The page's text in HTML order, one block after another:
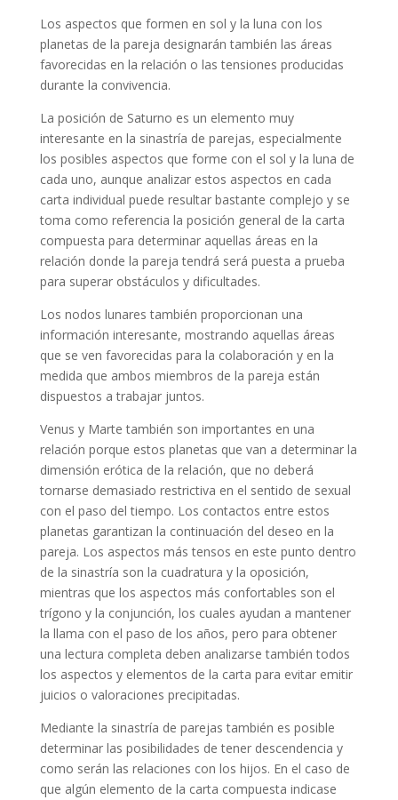
Los aspectos que formen en sol y la luna con los
planetas de la pareja designarán también las áreas
favorecidas en la relación o las tensiones producidas
durante la convivencia.
La posición de Saturno es un elemento muy
interesante en la sinastría de parejas, especialmente
los posibles aspectos que forme con el sol y la luna de
cada uno, aunque analizar estos aspectos en cada
carta individual puede resultar bastante complejo y se
toma como referencia la posición general de la carta
compuesta para determinar aquellas áreas en la
relación donde la pareja tendrá será puesta a prueba
para superar obstáculos y dificultades.
Los nodos lunares también proporcionan una
información interesante, mostrando aquellas áreas
que se ven favorecidas para la colaboración y en la
medida que ambos miembros de la pareja están
dispuestos a trabajar juntos.
Venus y Marte también son importantes en una
relación porque estos planetas que van a determinar la
dimensión erótica de la relación, que no deberá
tornarse demasiado restrictiva en el sentido de sexual
con el paso del tiempo. Los contactos entre estos
planetas garantizan la continuación del deseo en la
pareja. Los aspectos más tensos en este punto dentro
de la sinastría son la cuadratura y la oposición,
mientras que los aspectos más confortables son el
trígono y la conjunción, los cuales ayudan a mantener
la llama con el paso de los años, pero para obtener
una lectura completa deben analizarse también todos
los aspectos y elementos de la carta para evitar emitir
juicios o valoraciones precipitadas.
Mediante la sinastría de parejas también es posible
determinar las posibilidades de tener descendencia y
como serán las relaciones con los hijos. En el caso de
que algún elemento de la carta compuesta indicase